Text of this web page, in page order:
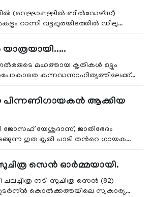
(വെള്ളാപ്പള്ളില്‍ ബില്‍ഡേഴ്‌സ്)
റാന്നി വട്ടപ്പുരയിടത്തില്‍ ഡിലു
മിരിയ(28) അന്തരിച്ചു.
മഹത്തായ കൃതികള്‍ ഒട്ടും
കന്നഡസാഹിത്യത്തിലേക്ക്
മലയാളിയായ മഹാനായ എഴുത്തുകാരന്‍
വിടപറഞ്ഞിട്ട്‌ ഒരുമാസം പിന്നിടുന്നു.
പിന്നണിഗായകന്‍ ആക്കിയ
ജോസഫ് യേശുദാസ്, ജാതിഭേദം
ഗുരു കൃതി പാടി തന്‍റെ ഗായക
രാമന്‍ നമ്പിയത്ത് എന്ന നല്ല മനസ്സുള്ള
ചിത്രത്തില്‍ ആയിരുന്നു.
സെന്‍ ഓര്‍മ്മയായി.
നടി സുചിത്ര സെന്‍ (82)
കൊല്‍ക്കത്തയിലെ സ്വകാര്യ